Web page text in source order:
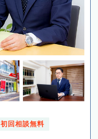
初回相談無料